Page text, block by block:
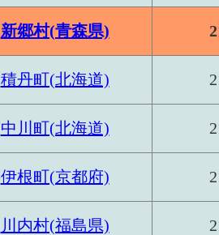
新郷村(青森県)
積丹町(北海道)
中川町(北海道)
伊根町(京都府)
川内村(福島県)